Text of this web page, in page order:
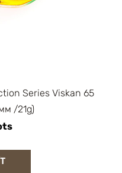
Series Viskan 65
/21g)